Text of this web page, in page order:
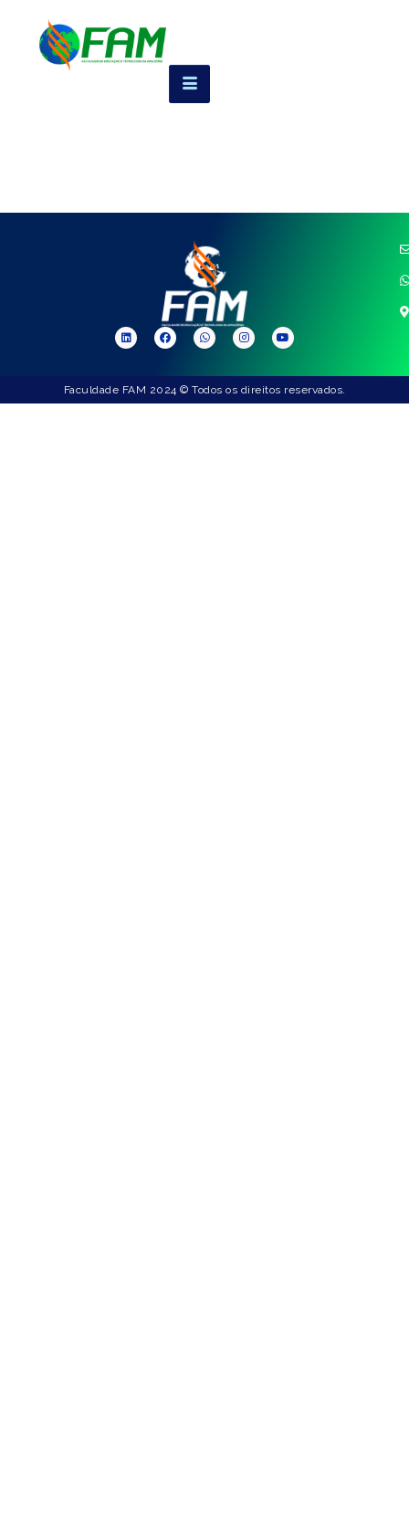
Faculdade FAM 2024 © Todos os direitos reservados.